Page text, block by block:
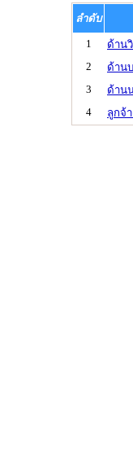
ลำดับ
1 ด้าน
2
ด้าน
3
ด้าน
4
ลูกจ้